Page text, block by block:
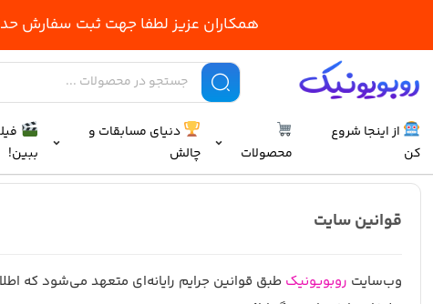
همکاران عزیز لطفا جهت ثبت سفارش حداقل 10 روز کاری قبل از شروع کلاس اقدام فرمایید |
از اینجا شروع
کن
محصولات
دنیای مسابقات و
چالش
ببین!
قوانین سایت
وب‌سایت روبویونیک طبق قوانین جرایم رایانه‌ای متعهد می‌شود که